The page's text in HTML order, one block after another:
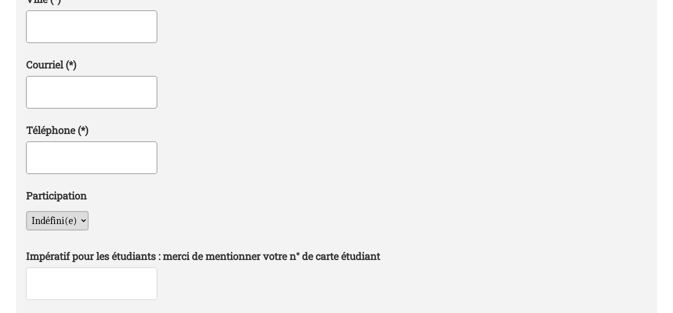
Courriel(*)
Téléphone(*)
Participation
Impératif pour les étudiants : merci de mentionner votre n° de carte étudiant